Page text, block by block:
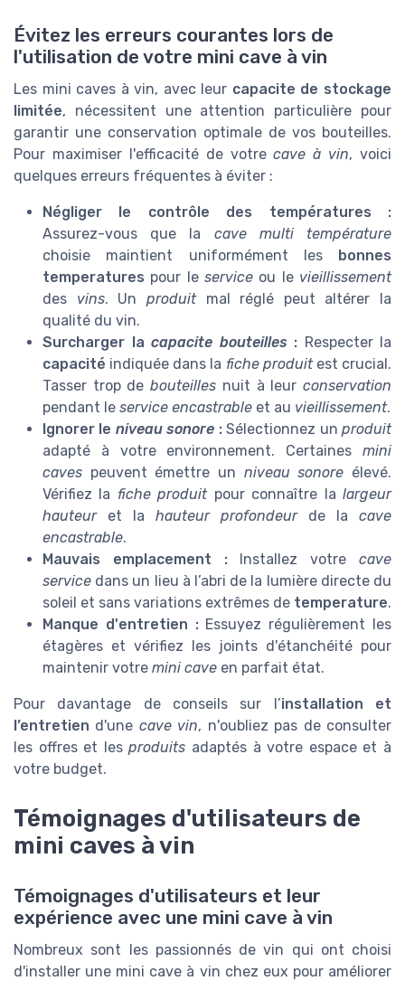
Évitez les erreurs courantes lors de
l'utilisation de votre mini cave à vin
Les mini caves à vin, avec leur capacite de stockage
limitée, nécessitent une attention particulière pour
garantir une conservation optimale de vos bouteilles.
Pour maximiser l'efficacité de votrecave à vin, voici
quelques erreurs fréquentes à éviter :
Négliger le contrôle des températures :
Assurez-vous que la cave multi température
choisie maintient uniformément les
bonnes
temperatures pour le service ou le vieillissement
des vins. Un produitmal réglé peut altérer la
qualité du vin.
Surcharger la capacite bouteilles : Respecter la
capacité indiquée dans la fiche produitest crucial.
Tasser trop debouteilles nuit à leurconservation
pendant le service encastrable et au vieillissement.
Ignorer le niveau sonore :Sélectionnez unproduit
adapté à votre environnement. Certaines mini
caves peuvent émettre un niveau sonore élevé.
Vérifiez la fiche produitpour connaître lalargeur
hauteuret la hauteur profondeurde la cave
encastrable.
Mauvais emplacement :Installez votrecave
service dans un lieu à l’abri de la lumière directe du
soleil et sans variations extrêmes de temperature.
Manque d'entretien :Essuyez régulièrement les
étagères et vérifiez les joints d'étanchéité pour
maintenir votre mini cave en parfait état.
Pour davantage de conseils sur l’installation et
l’entretien d'une cave vin, n'oubliez pas de consulter
les offres et lesproduits adaptés à votre espace et à
votre budget.
Témoignages d'utilisateurs de
mini caves à vin
Témoignages d'utilisateurs et leur
expérience avec une mini cave à vin
Nombreux sont les passionnés de vin qui ont choisi
d'installer une mini cave à vin chez eux pour améliorer